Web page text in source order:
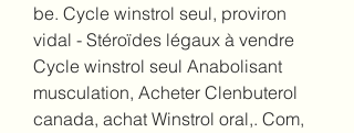
be. Cycle winstrol seul, proviron
vidal - Stéroïdes légaux à vendre
Cycle winstrol seul Anabolisant
musculation, Acheter Clenbuterol
canada, achat Winstrol oral,. Com,